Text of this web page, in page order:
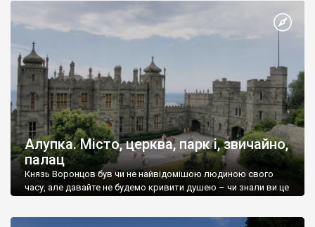
Алупка. Місто, церква, парк і, звичайно,
палац
Князь Воронцов був чи не найвідомішою людиною свого
часу, але давайте не будемо кривити душею – чи знали ви це